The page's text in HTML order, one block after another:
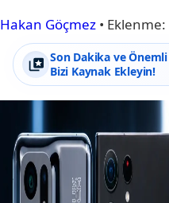
Hakan Göçmez • Eklenme:
Son Dakika ve
Bizi Kaynak Ekleyin!